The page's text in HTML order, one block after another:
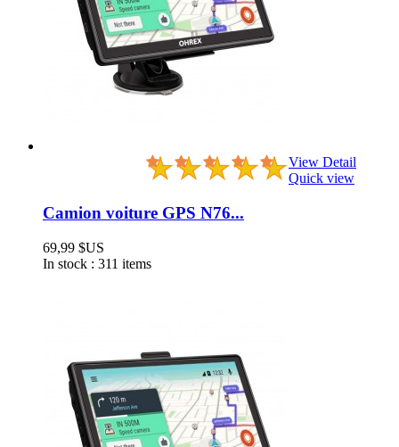
View Detail
Quick view
Camion voiture GPS N76...
69,99 $US
In stock : 311 items